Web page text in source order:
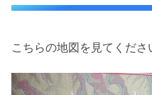
こちらの地図を見てくださ